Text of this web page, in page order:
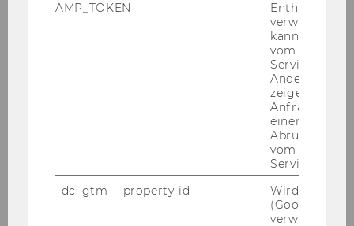
Dranbleiben! Motivation finden und
Lernfortschritte erzielen
AMP_TOKEN
Enthält ein
verwendet
kann, um
vom AMP-
Service
Andere
zeigen Opt-
Anfrage im
einen Fehler
Abrufen
vom AMP
Service an.
_dc_gtm_--property-id--
Wird von
(Google Tag
verwendet,